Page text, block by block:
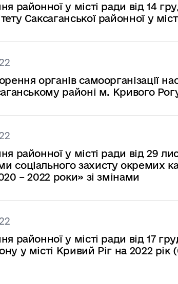
районної у місті ради від 14
Саксаганської районної у
органів самоорганізації
районі м. Кривого
районної у місті ради від 29
соціального захисту окремих
– 2022 роки» зі змінами
районної у місті ради від 17
у місті Кривий Ріг на 2022 рік